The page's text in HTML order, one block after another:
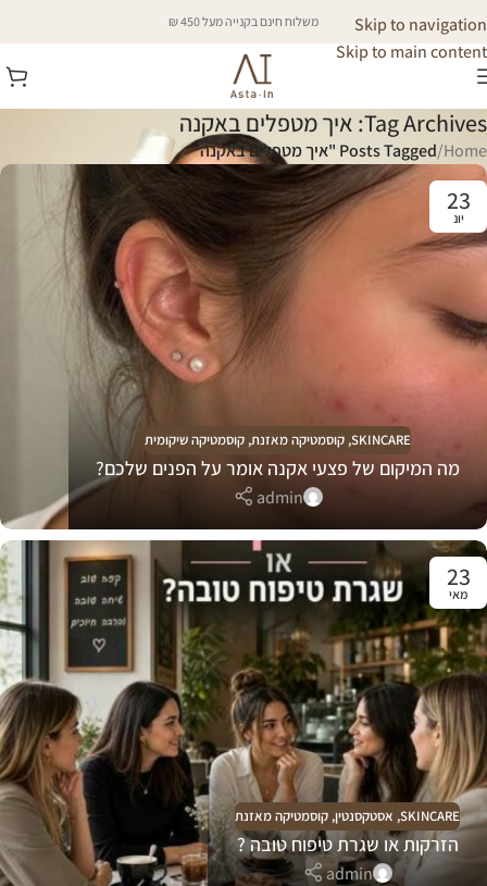
Skip to navigation
Skip to main content
משלוח חינם בקנייה מעל 450 ₪
Tag Archives: איך מטפלים באקנה
Home
/Posts Tagged "איך מטפלים באקנה"
23
יונ
SKINCARE
, קוסמטיקה מאזנת, קוסמטיקה שיקומית
מה המיקום של פצעי אקנה אומר על הפנים שלכם?
admin
23
מאי
SKINCARE
, אסטקסנטין, קוסמטיקה מאזנת
הזרקות או שגרת טיפוח טובה ?
admin